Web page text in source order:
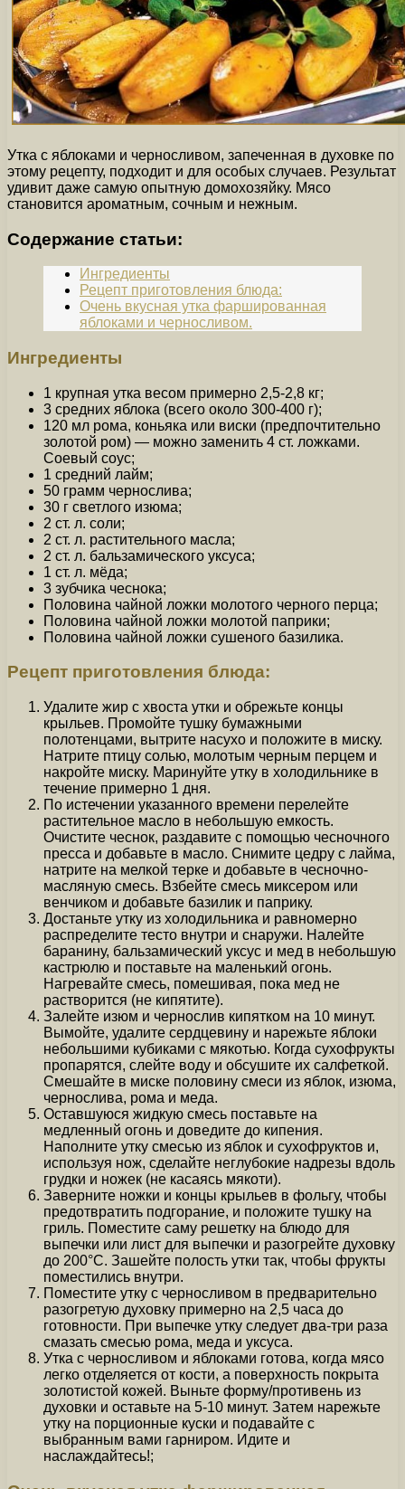
Утка с яблоками и черносливом, запеченная в духовке по
этому рецепту, подходит и для особых случаев. Результат
удивит даже самую опытную домохозяйку. Мясо
становится ароматным, сочным и нежным.
Содержание статьи:
Ингредиенты
Рецепт приготовления блюда:
Очень вкусная утка фаршированная
яблоками и черносливом.
Ингредиенты
1 крупная утка весом примерно 2,5-2,8 кг;
3 средних яблока (всего около 300-400 г);
120 мл рома, коньяка или виски (предпочтительно
золотой ром) — можно заменить 4 ст. ложками.
Соевый соус;
1 средний лайм;
50 грамм чернослива;
30 г светлого изюма;
2 ст. л. соли;
2 ст. л. растительного масла;
2 ст. л. бальзамического уксуса;
1 ст. л. мёда;
3 зубчика чеснока;
Половина чайной ложки молотого черного перца;
Половина чайной ложки молотой паприки;
Половина чайной ложки сушеного базилика.
Рецепт приготовления блюда:
Удалите жир с хвоста утки и обрежьте концы
крыльев. Промойте тушку бумажными
полотенцами, вытрите насухо и положите в миску.
Натрите птицу солью, молотым черным перцем и
накройте миску. Маринуйте утку в холодильнике в
течение примерно 1 дня.
По истечении указанного времени перелейте
растительное масло в небольшую емкость.
Очистите чеснок, раздавите с помощью чесночного
пресса и добавьте в масло. Снимите цедру с лайма,
натрите на мелкой терке и добавьте в чесночно-
масляную смесь. Взбейте смесь миксером или
венчиком и добавьте базилик и паприку.
Достаньте утку из холодильника и равномерно
распределите тесто внутри и снаружи. Налейте
баранину, бальзамический уксус и мед в небольшую
кастрюлю и поставьте на маленький огонь.
Нагревайте смесь, помешивая, пока мед не
растворится (не кипятите).
Залейте изюм и чернослив кипятком на 10 минут.
Вымойте, удалите сердцевину и нарежьте яблоки
небольшими кубиками с мякотью. Когда сухофрукты
пропарятся, слейте воду и обсушите их салфеткой.
Смешайте в миске половину смеси из яблок, изюма,
чернослива, рома и меда.
Оставшуюся жидкую смесь поставьте на
медленный огонь и доведите до кипения.
Наполните утку смесью из яблок и сухофруктов и,
используя нож, сделайте неглубокие надрезы вдоль
грудки и ножек (не касаясь мякоти).
Заверните ножки и концы крыльев в фольгу, чтобы
предотвратить подгорание, и положите тушку на
гриль. Поместите саму решетку на блюдо для
выпечки или лист для выпечки и разогрейте духовку
до 200°C. Зашейте полость утки так, чтобы фрукты
поместились внутри.
Поместите утку с черносливом в предварительно
разогретую духовку примерно на 2,5 часа до
готовности. При выпечке утку следует два-три раза
смазать смесью рома, меда и уксуса.
Утка с черносливом и яблоками готова, когда мясо
легко отделяется от кости, а поверхность покрыта
золотистой кожей. Выньте форму/противень из
духовки и оставьте на 5-10 минут. Затем нарежьте
утку на порционные куски и подавайте с
выбранным вами гарниром. Идите и
наслаждайтесь!;